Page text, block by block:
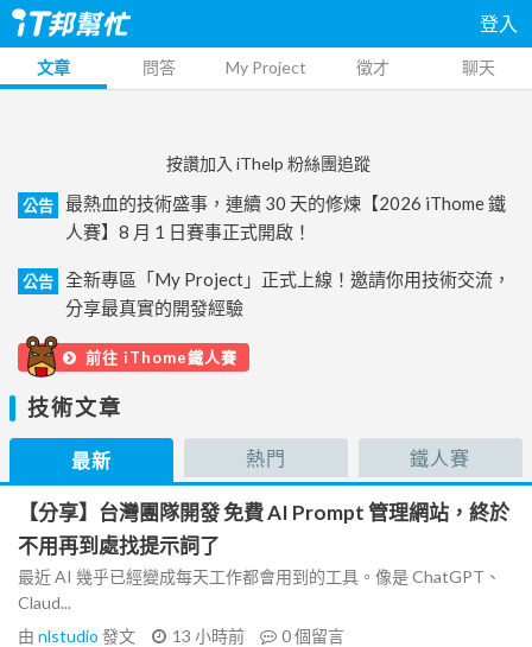
登入
文章 問答 My Project 徵才 聊天
按讚加入 iThelp 粉絲團追蹤
公告
最熱血的技術盛事，連續 30 天的修煉【2026 iThome 鐵
人賽】8 月 1 日賽事正式開啟！
公告
全新專區「My Project」正式上線！邀請你用技術交流，
分享最真實的開發經驗
前往 iThome鐵人賽
技術文章
最新 熱門 鐵人賽
【分享】台灣團隊開發 免費 AI Prompt 管理網站，終於
不用再到處找提示詞了
最近 AI 幾乎已經變成每天工作都會用到的工具。像是 ChatGPT、
Claud...
由 nlstudio 發文 13 小時前 0個留言